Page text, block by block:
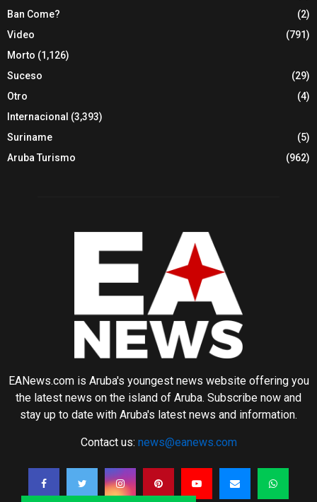
Ban Come?
(2)
Video
(791)
Morto (1,126)
Suceso
(29)
Otro
(4)
Internacional (3,393)
Suriname
(5)
Aruba Turismo
(962)
EANews.com is Aruba's youngest news website offering you
the latest news on the island of Aruba. Subscribe now and
stay up to date with Aruba's latest news and information.
Contact us: news@eanews.com